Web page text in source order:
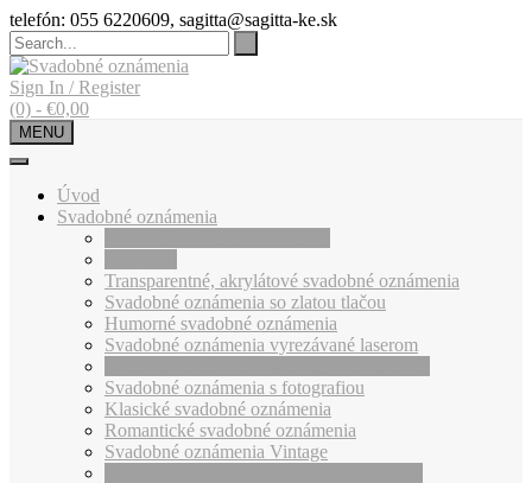
Skip
to
content
telefón: 055 6220609, sagitta@sagitta-ke.sk
Sign In / Register
(0) - €0,00
MENU
Úvod
Svadobné oznámenia
Transparentné, akrylátové svadobné oznámenia
Svadobné oznámenia so zlatou tlačou
Humorné svadobné oznámenia
Svadobné oznámenia vyrezávané laserom
Svadobné oznámenia s fotografiou
Klasické svadobné oznámenia
Romantické svadobné oznámenia
Svadobné oznámenia Vintage